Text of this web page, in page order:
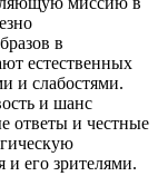
в
естественных
и слабостями.
и шанс
ответы и честные
и его зрителями.